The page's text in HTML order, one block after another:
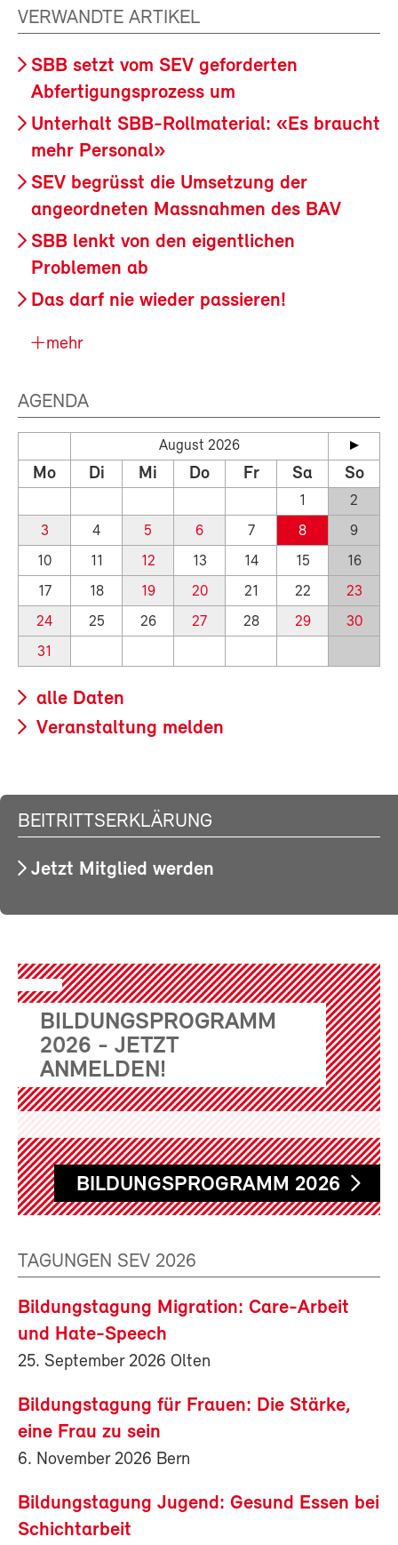
VERWANDTE ARTIKEL
SBB setzt vom SEV geforderten
Abfertigungsprozess um
Unterhalt SBB-Rollmaterial: «Es braucht
mehr Personal»
SEV begrüsst die Umsetzung der
angeordneten Massnahmen des BAV
SBB lenkt von den eigentlichen
Problemen ab
Das darf nie wieder passieren!
mehr
AGENDA
August 2026
Mo Di Mi Do Fr Sa So
1
2
3
4 5 6 7 8
9
10
11 12 13 14 15
16
17
18 19 20 21 22
23
24
25 26 27 28 29
30
31
alle Daten
Veranstaltung melden
BEITRITTSERKLÄRUNG
Jetzt Mitglied werden
BILDUNGSPROGRAMM
2026 - JETZT
ANMELDEN!
BILDUNGSPROGRAMM 2026
TAGUNGEN SEV 2026
Bildungstagung Migration: Care-Arbeit
und Hate-Speech
25. September 2026 Olten
Bildungstagung für Frauen: Die Stärke,
eine Frau zu sein
6. November 2026 Bern
Bildungstagung Jugend: Gesund Essen bei
Schichtarbeit